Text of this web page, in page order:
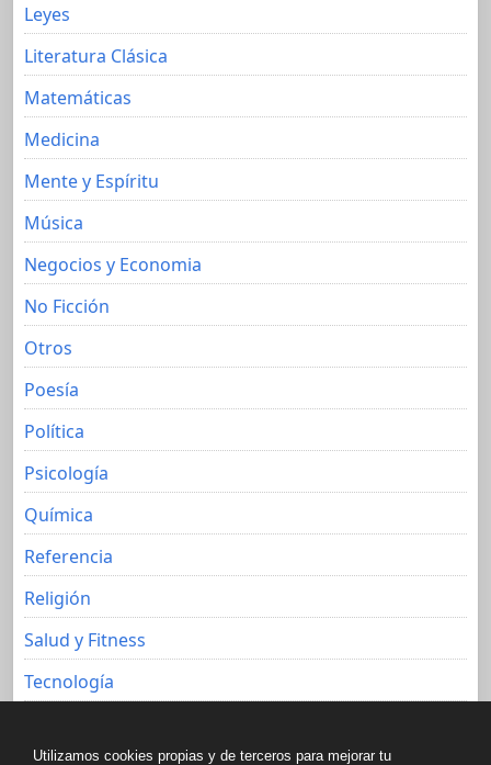
Leyes
Literatura Clásica
Matemáticas
Medicina
Mente y Espíritu
Música
Negocios y Economia
No Ficción
Otros
Poesía
Política
Psicología
Química
Referencia
Religión
Salud y Fitness
Tecnología
Utilizamos cookies propias y de terceros para mejorar tu